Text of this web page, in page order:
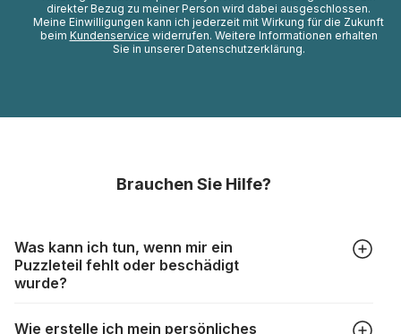
direkter Bezug zu meiner Person wird dabei ausgeschlossen.
Meine Einwilligungen kann ich jederzeit mit Wirkung für die Zukunft
beim Kundenservice widerrufen. Weitere Informationen erhalten
Sie in unserer Datenschutzerklärung.
Brauchen Sie Hilfe?
Was kann ich tun, wenn mir ein
Puzzleteil fehlt oder beschädigt
wurde?
Wie erstelle ich mein persönliches